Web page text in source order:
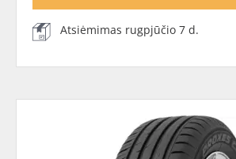
Atsiėmimas rugpjūčio 7 d.